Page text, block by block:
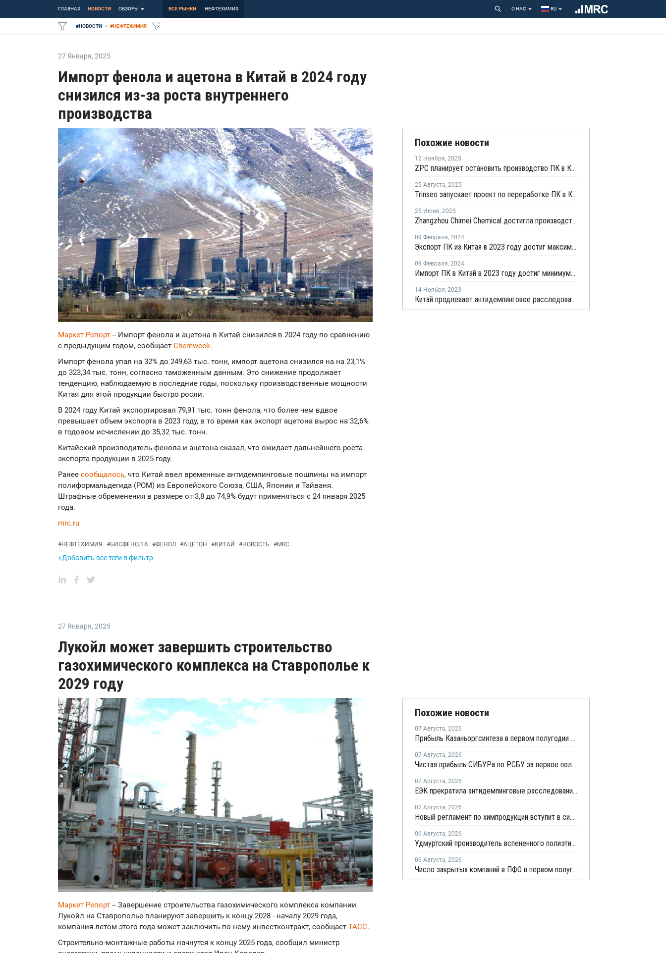
ГЛАВНАЯ НОВОСТИ ОБЗОРЫ ВСЕ РЫНКИ НЕФТЕХИМИЯ О НАС RU
#НОВОСТИ #НЕФТЕХИМИЯ
27 Января, 2025
Импорт фенола и ацетона в Китай в 2024 году
снизился из-за роста внутреннего
производства
Маркет Репорт -- Импорт фенола и ацетона в Китай снизился в 2024 году по сравнению
с предыдущим годом, сообщает Chemweek.
Импорт фенола упал на 32% до 249,63 тыс. тонн, импорт ацетона снизился на на 23,1%
до 323,34 тыс. тонн, согласно таможенным данным. Это снижение продолжает
тенденцию, наблюдаемую в последние годы, поскольку производственные мощности
Китая для этой продукции быстро росли.
В 2024 году Китай экспортировал 79,91 тыс. тонн фенола, что более чем вдвое
превышает объем экспорта в 2023 году, в то время как экспорт ацетона вырос на 32,6%
в годовом исчислении до 35,32 тыс. тонн.
Китайский производитель фенола и ацетона сказал, что ожидает дальнейшего роста
экспорта продукции в 2025 году.
Ранее сообщалось, что Китай ввел временные антидемпинговые пошлины на импорт
полиформальдегида (POM) из Европейского Союза, США, Японии и Тайваня.
Штрафные обременения в размере от 3,8 до 74,9% будут применяться с 24 января 2025
года.
mrc.ru
#НЕФТЕХИМИЯ #БИСФЕНОЛ А #ФЕНОЛ #АЦЕТОН #КИТАЙ #НОВОСТЬ #MRC
+Добавить все теги в фильтр
Похожие новости
12 Ноября, 2025
ZPC планирует остановить производство ПК в Китае на ремонт
25 Августа, 2025
Trinseo запускает проект по переработке ПК в Китае
25 Июня, 2025
Zhangzhou Chimei Chemical достигла производства по спецификации на новой линии поликарбоната в Китае
09 Февраля, 2024
Экспорт ПК из Китая в 2023 году достиг максимума за десять лет
09 Февраля, 2024
Импорт ПК в Китай в 2023 году достиг минимума за десять лет
14 Ноября, 2023
Китай продлевает антидемпинговое расследование в отношении импорта ПК из Тайваня
27 Января, 2025
Лукойл может завершить строительство
газохимического комплекса на Ставрополье к
2029 году
Маркет Репорт -- Завершение строительства газохимического комплекса компании
Лукойл на Ставрополье планируют завершить к концу 2028 - началу 2029 года,
компания летом этого года может заключить по нему инвестконтракт, сообщает ТАСС.
Строительно-монтажные работы начнутся к концу 2025 года, сообщил министр
Похожие новости
07 Августа, 2026
Прибыль Казаньоргсинтеза в первом полугодии сократилась более чем в 2 раза
07 Августа, 2026
Чистая прибыль СИБУРа по РСБУ за первое полугодие сократилась в 3,6 раза
07 Августа, 2026
ЕЭК прекратила антидемпинговые расследования против ПЭ и ПП из Азербайджана и Туркменистана
07 Августа, 2026
Новый регламент по химпродукции вступит в силу в сентябре 2027 года
06 Августа, 2026
Удмуртский производитель вспененного полиэтилена нарастит выпуск на 15%
06 Августа, 2026
Число закрытых компаний в ПФО в первом полугодии 2026 года вдвое превысило число новых